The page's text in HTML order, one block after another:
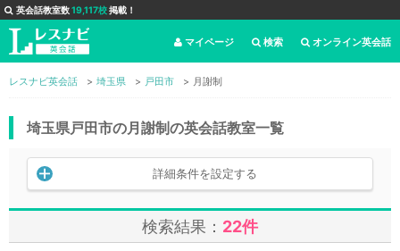
英会話教室数19,117校掲載！
オンライン英会話
検索
マイページ
レスナビ英会話 埼玉県 戸田市 月謝制
埼玉県戸田市の月謝制の英会話教室一覧
詳細条件を設定する
検索結果： 22件